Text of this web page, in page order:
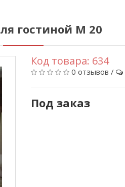
гостиной M 20
Код товара: 634
0 отзывов /
Под заказ